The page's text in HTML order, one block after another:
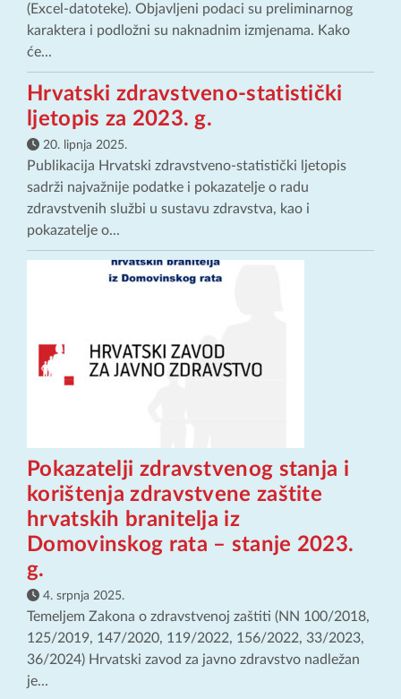
(Excel-datoteke). Objavljeni podaci su preliminarnog
karaktera i podložni su naknadnim izmjenama. Kako
će...
Hrvatski zdravstveno-statistički
ljetopis za 2023. g.
20. lipnja 2025.
Publikacija Hrvatski zdravstveno-statistički ljetopis
sadrži najvažnije podatke i pokazatelje o radu
zdravstvenih službi u sustavu zdravstva, kao i
pokazatelje o...
Pokazatelji zdravstvenog stanja i
korištenja zdravstvene zaštite
hrvatskih branitelja iz
Domovinskog rata – stanje 2023.
g.
4. srpnja 2025.
Temeljem Zakona o zdravstvenoj zaštiti (NN 100/2018,
125/2019, 147/2020, 119/2022, 156/2022, 33/2023,
36/2024) Hrvatski zavod za javno zdravstvo nadležan
je...